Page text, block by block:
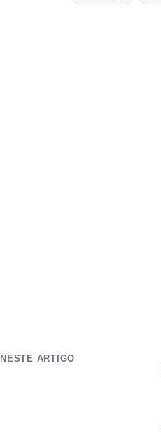
NESTE ARTIGO